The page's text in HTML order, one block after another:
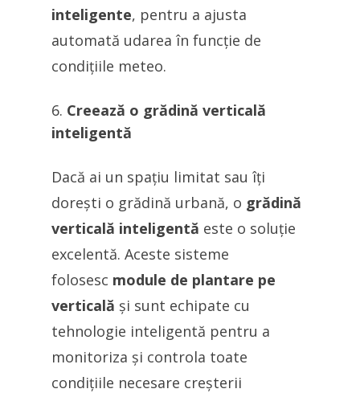
inteligente, pentru a ajusta
automată udarea în funcție de
condițiile meteo.
Creează o grădină verticală
inteligentă
Dacă ai un spațiu limitat sau îți
dorești o grădină urbană, o grădină
verticală inteligentă este o soluție
excelentă. Aceste sisteme
folosesc module de plantare pe
verticală și sunt echipate cu
tehnologie inteligentă pentru a
monitoriza și controla toate
condițiile necesare creșterii